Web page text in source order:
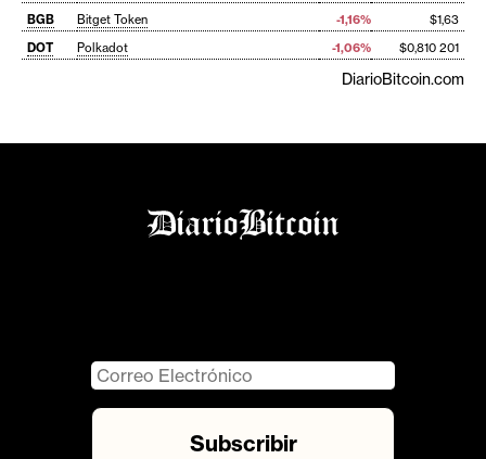
BGB
Bitget Token -1,16%
$1,63
DOT
Polkadot -1,06% $0,810 201
DiarioBitcoin.com